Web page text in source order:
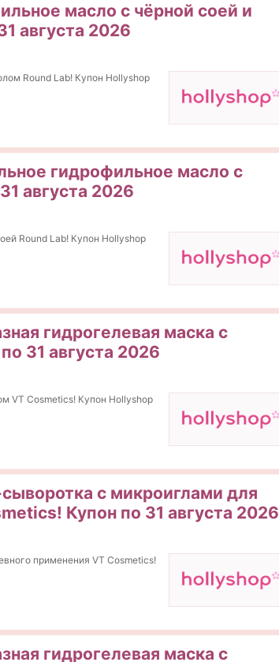
масло с чёрной соей и
августа 2026
Round Lab! Купон Hollyshop
гидрофильное масло с
августа 2026
Round Lab! Купон Hollyshop
гидрогелевая маска с
31 августа 2026
VT Cosmetics! Купон Hollyshop
с микроиглами для
Купон по 31 августа 2026
применения VT Cosmetics!
гидрогелевая маска с